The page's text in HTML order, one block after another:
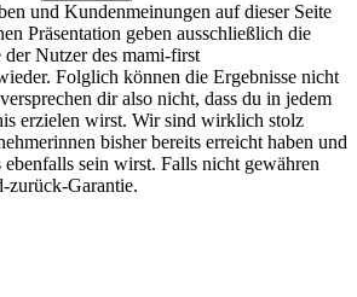
und Kundenmeinungen auf dieser Seite
Präsentation geben ausschließlich die
der Nutzer des mami-first
Folglich können die Ergebnisse nicht
dir also nicht, dass du in jedem
erzielen wirst. Wir sind wirklich stolz
bisher bereits erreicht haben und
sein wirst. Falls nicht gewähren
zurück-Garantie.